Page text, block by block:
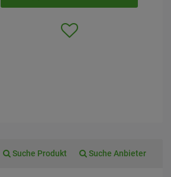
Suche Produkt Suche Anbieter